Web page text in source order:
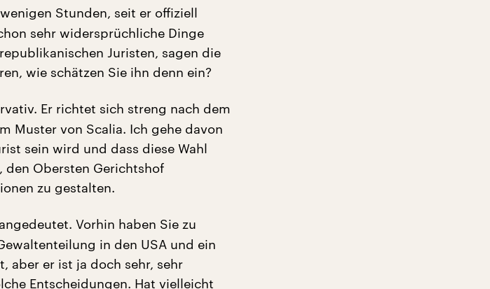
Stunden, seit er offiziell
sehr widersprüchliche Dinge
Juristen, sagen die
wie schätzen Sie ihn denn ein?
Er richtet sich streng nach dem
Muster von Scalia. Ich gehe davon
sein wird und dass diese Wahl
den Obersten Gerichtshof
zu gestalten.
Vorhin haben Sie zu
in den USA und ein
aber er ist ja doch sehr, sehr
Entscheidungen. Hat vielleicht